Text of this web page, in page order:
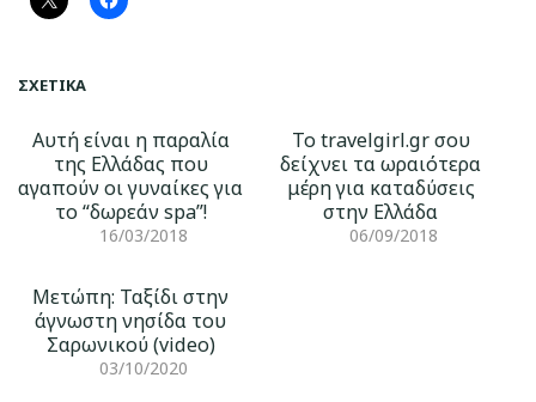
ΣΧΕΤΙΚΆ
Αυτή είναι η παραλία
της Ελλάδας που
αγαπούν οι γυναίκες για
το “δωρεάν spa”!
16/03/2018
Το travelgirl.gr σου
δείχνει τα ωραιότερα
μέρη για καταδύσεις
στην Ελλάδα
06/09/2018
Μετώπη: Ταξίδι στην
άγνωστη νησίδα του
Σαρωνικού (video)
03/10/2020